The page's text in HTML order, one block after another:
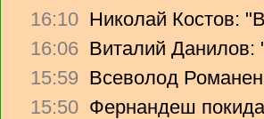
16:10 Николай Костов:
16:06 Виталий Данилов:
15:59 Всеволод
15:50 Фернандеш